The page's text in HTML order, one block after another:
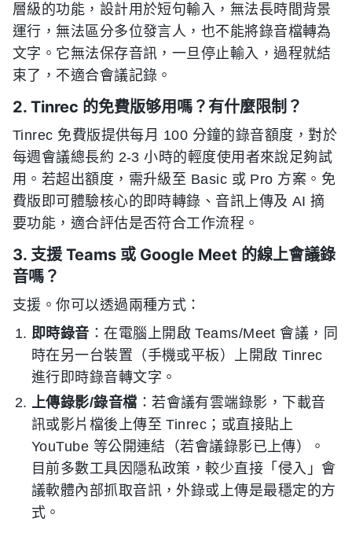
層級的功能，設計用於短句輸入，無法長時間背景
運行，無法區分多位發言人，也不能將錄音檔轉為
文字。它無法保存音訊，一旦停止輸入，過程就結
束了，不適合會議記錄。
2. Tinrec 的免費版够用嗎？有什麼限制？
Tinrec 免費版提供每月 100 分鐘的錄音額度，對於
每週會議總長約 2-3 小時的輕度使用者來說足夠試
用。若超出額度，需升級至 Basic 或 Pro 方案。免
費版即可體驗核心的即時轉錄、音訊上傳及 AI 摘
要功能，適合評估是否符合工作流程。
3. 支援 Teams 或 Google Meet 的線上會議錄
音嗎？
支援。你可以透過兩種方式：
即時錄音 ：在電腦上開啟 Teams/Meet 會議，同
時在另一台裝置（手機或平板）上開啟 Tinrec
進行即時錄音轉文字。
上傳錄影/錄音檔 ：若會議有雲端錄影，下載音
訊或影片檔後上傳至 Tinrec；或直接貼上
YouTube 等公開連結（若會議錄影已上傳）。
目前多數工具因隱私政策，較少直接「侵入」會
議軟體內部抓取音訊，外錄或上傳是最穩定的方
式。